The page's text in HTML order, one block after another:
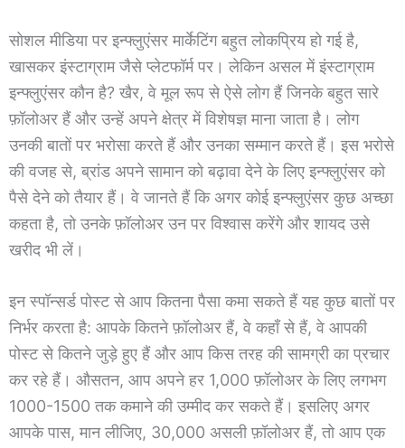
सोशल मीडिया पर इन्फ्लुएंसर मार्केटिंग बहुत लोकप्रिय हो गई है,
खासकर इंस्टाग्राम जैसे प्लेटफॉर्म पर। लेकिन असल में इंस्टाग्राम
इन्फ्लुएंसर कौन है? खैर, वे मूल रूप से ऐसे लोग हैं जिनके बहुत सारे
फ़ॉलोअर हैं और उन्हें अपने क्षेत्र में विशेषज्ञ माना जाता है। लोग
उनकी बातों पर भरोसा करते हैं और उनका सम्मान करते हैं। इस भरोसे
की वजह से, ब्रांड अपने सामान को बढ़ावा देने के लिए इन्फ्लुएंसर को
पैसे देने को तैयार हैं। वे जानते हैं कि अगर कोई इन्फ्लुएंसर कुछ अच्छा
कहता है, तो उनके फ़ॉलोअर उन पर विश्वास करेंगे और शायद उसे
खरीद भी लें।
इन स्पॉन्सर्ड पोस्ट से आप कितना पैसा कमा सकते हैं यह कुछ बातों पर
निर्भर करता है: आपके कितने फ़ॉलोअर हैं, वे कहाँ से हैं, वे आपकी
पोस्ट से कितने जुड़े हुए हैं और आप किस तरह की सामग्री का प्रचार
कर रहे हैं। औसतन, आप अपने हर 1,000 फ़ॉलोअर के लिए लगभग
1000-1500 तक कमाने की उम्मीद कर सकते हैं। इसलिए अगर
आपके पास, मान लीजिए, 30,000 असली फ़ॉलोअर हैं, तो आप एक